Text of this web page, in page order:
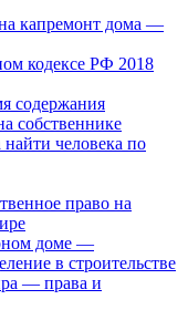
на капремонт дома —
кодексе РФ 2018
содержания
собственнике
человека по
право на
доме —
в строительстве
— права и